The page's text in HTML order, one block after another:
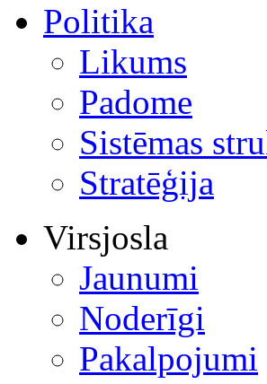
Politika
Likums
Padome
Sistēmas
Stratēģija
Virsjosla
Jaunumi
Noderīgi
Pakalpojumi